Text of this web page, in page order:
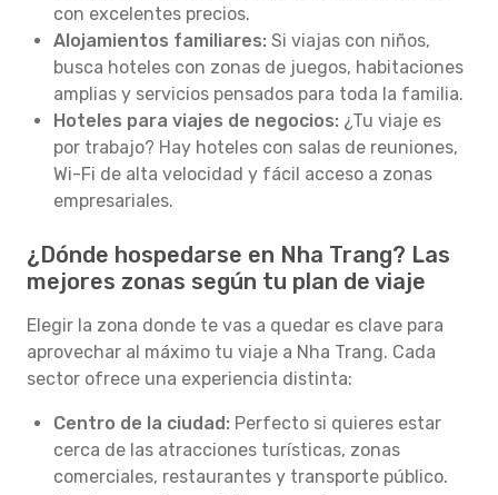
con excelentes precios.
Alojamientos familiares: Si viajas con niños,
busca hoteles con zonas de juegos, habitaciones
amplias y servicios pensados para toda la familia.
Hoteles para viajes de negocios: ¿Tu viaje es
por trabajo? Hay hoteles con salas de reuniones,
Wi-Fi de alta velocidad y fácil acceso a zonas
empresariales.
¿Dónde hospedarse en Nha Trang? Las
mejores zonas según tu plan de viaje
Elegir la zona donde te vas a quedar es clave para
aprovechar al máximo tu viaje a Nha Trang. Cada
sector ofrece una experiencia distinta:
Centro de la ciudad: Perfecto si quieres estar
cerca de las atracciones turísticas, zonas
comerciales, restaurantes y transporte público.